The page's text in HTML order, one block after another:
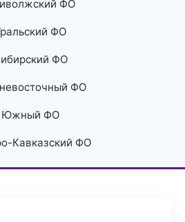
ФО
ФО
ФО
ФО
Южный ФО
Кавказский ФО